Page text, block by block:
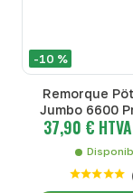
-10 %
Remorque
Jumbo 6600
37,90 € HTVA